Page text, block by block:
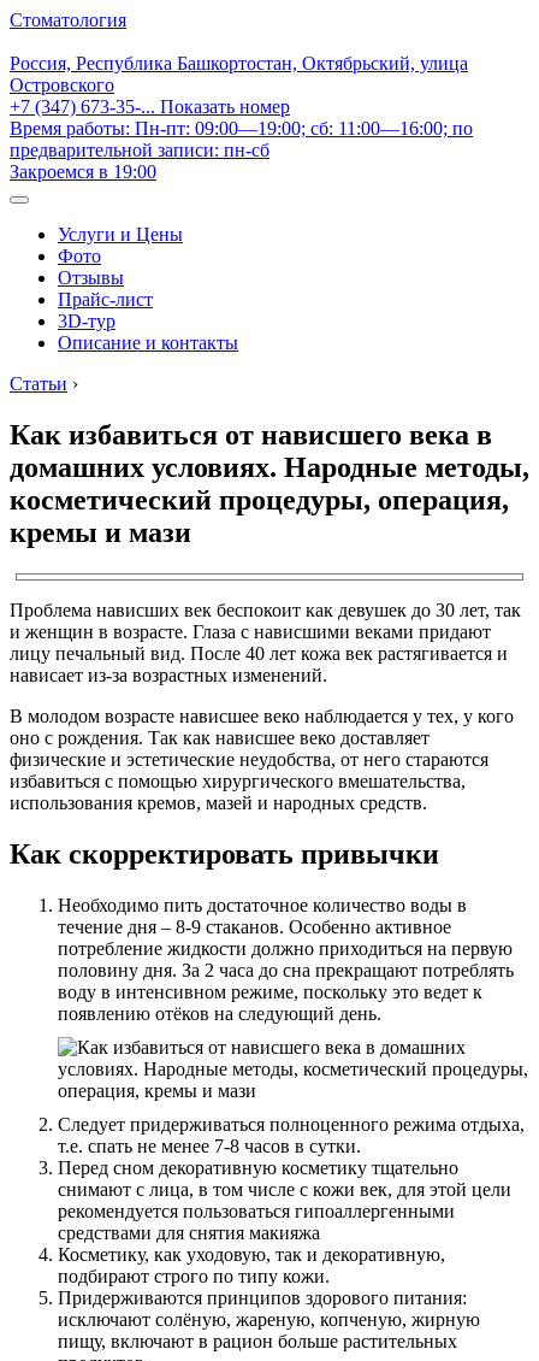
Стоматология
Россия, Республика Башкортостан, Октябрьский, улица
Островского
+7 (347) 673-35-... Показать номер
Время работы: Пн-пт: 09:00—19:00; сб: 11:00—16:00; по
предварительной записи: пн-сб
Закроемся в 19:00
Услуги и Цены
Фото
Отзывы
Прайс-лист
3D-тур
Описание и контакты
Статьи ›
Как избавиться от нависшего века в
домашних условиях. Народные методы,
косметический процедуры, операция,
кремы и мази
Проблема нависших век беспокоит как девушек до 30 лет, так
и женщин в возрасте. Глаза с нависшими веками придают
лицу печальный вид. После 40 лет кожа век растягивается и
нависает из-за возрастных изменений.
В молодом возрасте нависшее веко наблюдается у тех, у кого
оно с рождения. Так как нависшее веко доставляет
физические и эстетические неудобства, от него стараются
избавиться с помощью хирургического вмешательства,
использования кремов, мазей и народных средств.
Как скорректировать привычки
Необходимо пить достаточное количество воды в
течение дня – 8-9 стаканов. Особенно активное
потребление жидкости должно приходиться на первую
половину дня. За 2 часа до сна прекращают потреблять
воду в интенсивном режиме, поскольку это ведет к
появлению отёков на следующий день.
Следует придерживаться полноценного режима отдыха,
т.е. спать не менее 7-8 часов в сутки.
Перед сном декоративную косметику тщательно
снимают с лица, в том числе с кожи век, для этой цели
рекомендуется пользоваться гипоаллергенными
средствами для снятия макияжа
Косметику, как уходовую, так и декоративную,
подбирают строго по типу кожи.
Придерживаются принципов здорового питания:
исключают солёную, жареную, копченую, жирную
пищу, включают в рацион больше растительных